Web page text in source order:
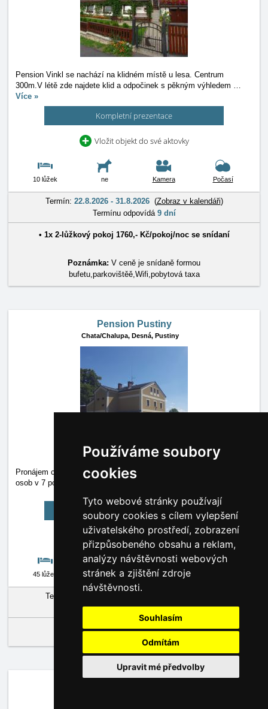
Používáme soubory
cookies
Tyto webové stránky používají
soubory cookies s cílem vylepšení
uživatelského prostředí, zobrazení
přizpůsobeného obsahu a reklam,
analýzy návštěvnosti webových
stránek a zjištění zdroje
návštěvnosti.
Souhlasím
Odmítám
Upravit mé předvolby
Pension Vinkl se nachází na klidném místě u lesa. Centrum
300m.V létě zde najdete klid a odpočinek s pěkným výhledem …
Více »
Kompletní prezentace
Vložit objekt do své aktovky
10 lůžek ne Kamera Počasí
Termín: 22.8.2026 - 31.8.2026 (Zobraz v kalendáři)
Termínu odpovídá 9 dní
• 1x 2-lůžkový pokoj 1760,- Kč/pokoj/nocse snídaní
Poznámka: V ceně je snídaně formou
bufetu,parkovištěě,Wifi,pobytová taxa
Pension Pustiny
Chata/Chalupa, Desná, Pustiny
Pronájem celého objektu - výhodné pro početnější skupiny, max. 29
osob v 7 pokojích v prvních dvou patrech v případě
Kompletní prezentace
Vložit objekt do své aktovky
45 lůžek ano Kamera
Termín:
Termínu odpovídá7 dní
Celý objektza cenu6100,-Kč/objekt/noc